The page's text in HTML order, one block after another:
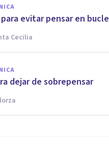
evitar pensar en bucle
Cecilia
dejar de sobrepensar